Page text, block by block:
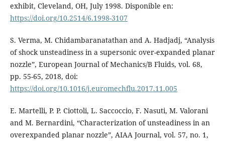
exhibit, Cleveland, OH, July 1998. Disponible en:
https://doi.org/10.2514/6.1998-3107
S. Verma, M. Chidambaranatathan and A. Hadjadj, “Analysis
of shock unsteadiness in a supersonic over-expanded planar
nozzle”, European Journal of Mechanics/B Fluids, vol. 68,
pp. 55-65, 2018, doi:
https://doi.org/10.1016/j.euromechflu.2017.11.005
E. Martelli, P. P. Ciottoli, L. Saccoccio, F. Nasuti, M. Valorani
and M. Bernardini, “Characterization of unsteadiness in an
overexpanded planar nozzle”, AIAA Journal, vol. 57, no. 1,